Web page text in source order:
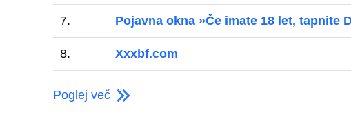
7. Pojavna okna »Če imate 18 let, tapnite
8. Xxxbf.com
Poglej več